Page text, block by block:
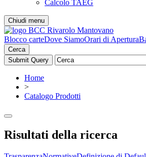
Calcolo TAEG
Chiudi menu
Blocco carteDove SiamoOrari di Apertura
Cerca
Home
>
Catalogo Prodotti
Risultati della ricerca